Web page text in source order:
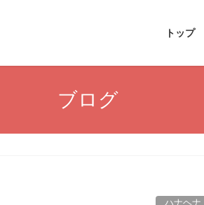
トップ
ブログ
ハナヘナ